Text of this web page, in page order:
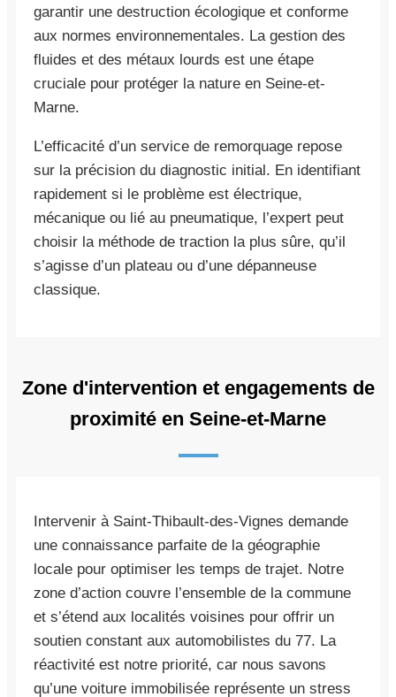
garantir une destruction écologique et conforme
aux normes environnementales. La gestion des
fluides et des métaux lourds est une étape
cruciale pour protéger la nature en Seine-et-
Marne.
L’efficacité d’un service de remorquage repose
sur la précision du diagnostic initial. En identifiant
rapidement si le problème est électrique,
mécanique ou lié au pneumatique, l’expert peut
choisir la méthode de traction la plus sûre, qu’il
s’agisse d’un plateau ou d’une dépanneuse
classique.
Zone d'intervention et engagements de
proximité en Seine-et-Marne
Intervenir à Saint-Thibault-des-Vignes demande
une connaissance parfaite de la géographie
locale pour optimiser les temps de trajet. Notre
zone d’action couvre l’ensemble de la commune
et s’étend aux localités voisines pour offrir un
soutien constant aux automobilistes du 77. La
réactivité est notre priorité, car nous savons
qu’une voiture immobilisée représente un stress